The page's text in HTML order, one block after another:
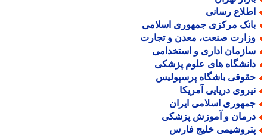
رسانی
مرکزی جمهوری اسلامی
صنعت، معدن و تجارت
اداری و استخدامی
های علوم پزشکی
باشگاه پرسپولیس
دریایی آمریکا
اسلامی ایران
و آموزش پزشکی
خلیج فارس